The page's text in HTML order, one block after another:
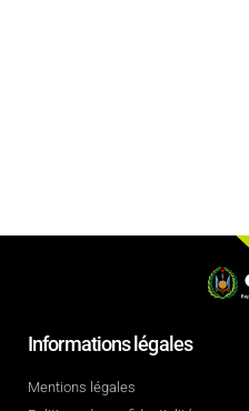
Informations légales
Mentions légales